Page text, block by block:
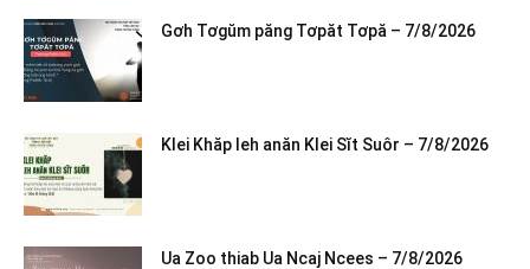
Gơh Tơgŭm păng Tơpăt Tơpă – 7/8/2026
Klei Khăp leh anăn Klei Sĭt Suôr – 7/8/2026
Ua Zoo thiab Ua Ncaj Ncees – 7/8/2026